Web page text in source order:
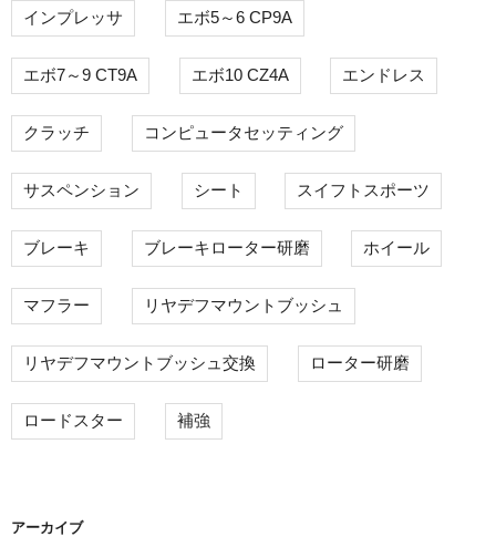
インプレッサ エボ5～6 CP9A
エボ7～9 CT9A エボ10 CZ4A エンドレス
クラッチ コンピュータセッティング
サスペンション シート スイフトスポーツ
ブレーキ ブレーキローター研磨 ホイール
マフラー リヤデフマウントブッシュ
リヤデフマウントブッシュ交換 ローター研磨
ロードスター 補強
アーカイブ